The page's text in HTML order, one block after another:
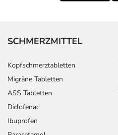
SCHMERZMITTEL
Kopfschmerztabletten
Migräne Tabletten
ASS Tabletten
Diclofenac
Ibuprofen